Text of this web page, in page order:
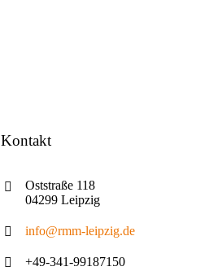
Kontakt
Oststraße 118
04299 Leipzig
info@rmm-leipzig.de
+49-341-99187150